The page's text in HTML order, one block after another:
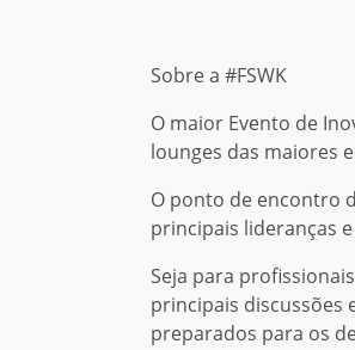
Sobre a #FSWK
O maior Evento de
lounges das maiores
O ponto de encontro
principais lideranças
Seja para
principais discussões
preparados para os